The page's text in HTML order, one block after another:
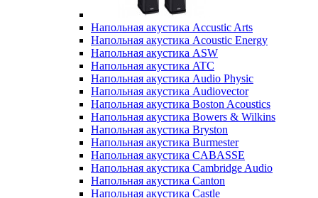
Напольная акустика Accustic Arts
Напольная акустика Acoustic Energy
Напольная акустика ASW
Напольная акустика ATC
Напольная акустика Audio Physic
Напольная акустика Audiovector
Напольная акустика Boston Acoustics
Напольная акустика Bowers & Wilkins
Напольная акустика Bryston
Напольная акустика Burmester
Напольная акустика CABASSE
Напольная акустика Cambridge Audio
Напольная акустика Canton
Напольная акустика Castle